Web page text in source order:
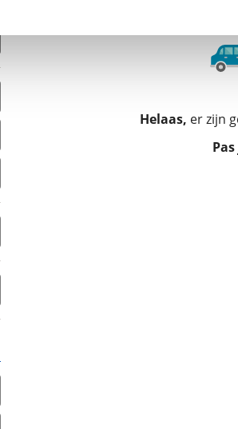
uw toestemming op elk
technieken zorgen we voor een
ervoor dat de website goed werkt.
We tonen je graag
op en buiten onze website volgt –
en privacyverklaring
cookies. Je voorkeuren kun
Helaas, er zijn